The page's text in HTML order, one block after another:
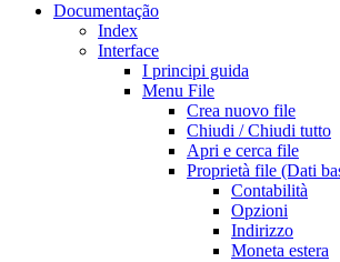
Documentação
Index
Interface
I principi guida
Menu File
Crea nuovo file
Chiudi / Chiudi tutto
Apri e cerca file
Proprietà file (Dati
Contabilità
Opzioni
Indirizzo
Moneta estera